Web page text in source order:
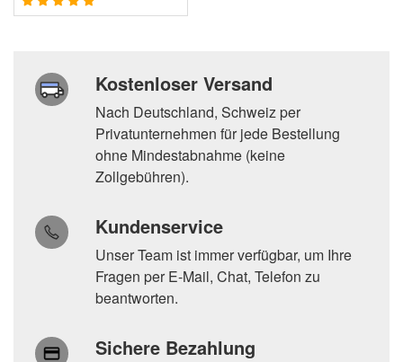
Kostenloser Versand
Nach Deutschland, Schweiz per
Privatunternehmen für jede Bestellung
ohne Mindestabnahme (keine
Zollgebühren).
Kundenservice
Unser Team ist immer verfügbar, um Ihre
Fragen per E-Mail, Chat, Telefon zu
beantworten.
Sichere Bezahlung